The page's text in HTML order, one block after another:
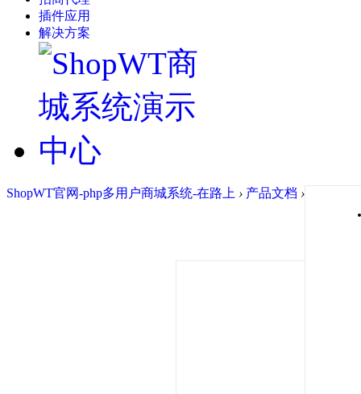
插件应用
解决方案
ShopWT官网-php多用户商城系统-在路上 › 产品文档 ›